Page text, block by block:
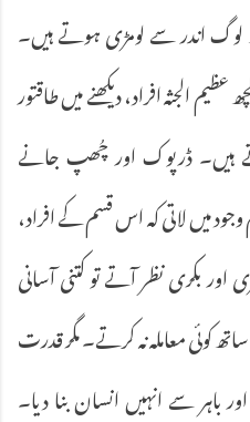
اندر سے لومڑی ہوتے ہیں۔
الجثہ افراد، دیکھنے میں طاقتور
ہیں۔ ڈرپوک اور چُھپ جانے
میں لاتی کہ اس قسم کے افراد،
اور بکری نظر آتے تو کتنی آسانی
معاملہ نہ کرتے۔ مگر قدرت
باہر سے انہیں انسان بنا دیا۔